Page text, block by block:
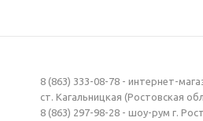
8 (863) 333-08-78 - интернет-
ст. Кагальницкая (Ростовская
8 (863) 297-98-28 - шоу-рум г.